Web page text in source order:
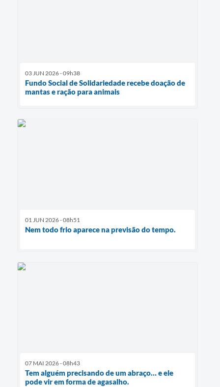
03 JUN 2026 - 09h38
Fundo Social de Solidariedade recebe doação de
mantas e ração para animais
01 JUN 2026 - 08h51
Nem todo frio aparece na previsão do tempo.
07 MAI 2026 - 08h43
Tem alguém precisando de um abraço… e ele
pode vir em forma de agasalho.